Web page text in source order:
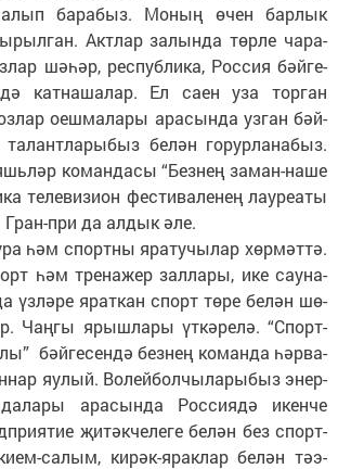
ба­ра­быз. Мо­ның өчен бар­лык
Акт­лар за­лын­да төр­ле ча­ра­
шә­һәр, рес­пуб­ли­ка, Рос­сия бәй­ге-
кат­на­ша­лар. Ел са­ен уза тор­ган
оеш­ма­ла­ры ара­сын­да уз­ган бәй­
бе­лән го­рур­ла­на­быз.
ко­ман­да­сы “Без­нең за­ман-на­ше
те­ле­ви­зи­он фес­ти­ва­ле­нең лау­ре­а­ты
при да ал­дык әле.
һәм спорт­ны яра­ту­чы­лар хөр­мәт­тә.
һәм тре­на­жер зал­ла­ры, ике сау­на­
үз­лә­ре ярат­кан спорт тө­ре бе­лән шө­
Чаң­гы ярыш­ла­ры үт­кә­ре­лә. “Спорт­
бәй­ге­сен­дә без­нең ко­ман­да һәр­ва­
яу­лый. Во­лей­бол­чы­ла­ры­быз энер­
ара­сын­да Рос­си­я­дә икен­че
җи­тәк­че­ле­ге бе­лән без спорт­
са­лым, ки­рәк-ярак­лар бе­лән тә­э­